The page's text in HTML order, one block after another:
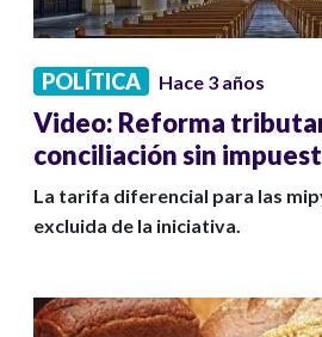
POLÍTICA Hace 3 años
Video: Reforma
conciliación sin
La tarifa diferencial para las
excluida de la iniciativa.